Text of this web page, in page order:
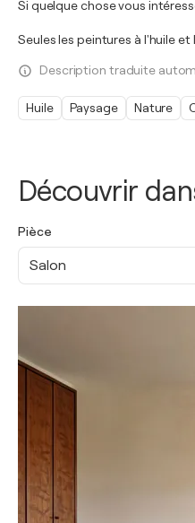
Découvrir
Pièce
Salon
Si quelque chose vous
Seules les peintures à l'huile
Description traduite
Huile Paysage Nature